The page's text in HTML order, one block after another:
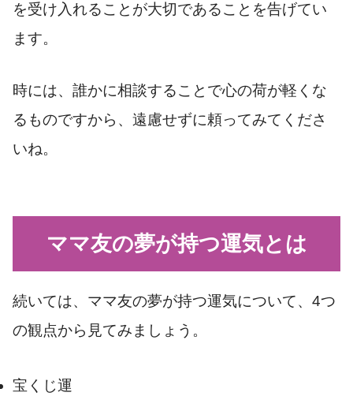
を受け入れることが大切であることを告げてい
ます。
時には、誰かに相談することで心の荷が軽くな
るものですから、遠慮せずに頼ってみてくださ
いね。
ママ友の夢が持つ運気とは
続いては、ママ友の夢が持つ運気について、4つ
の観点から見てみましょう。
宝くじ運